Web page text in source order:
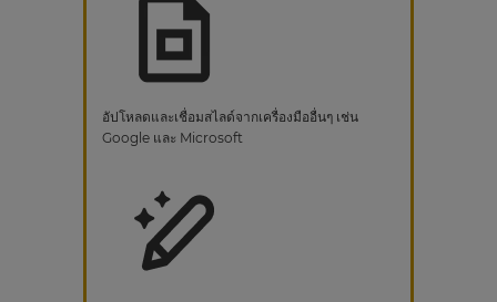
อัปโหลดและเชื่อมสไลด์จากเครื่องมืออื่นๆ เช่น
Google และ Microsoft